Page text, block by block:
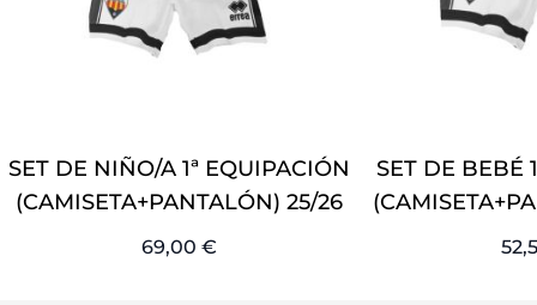
SET DE NIÑO/A 1ª EQUIPACIÓN
(CAMISETA+PANTALÓN) 25/26
69,00 €
SET DE BEBÉ